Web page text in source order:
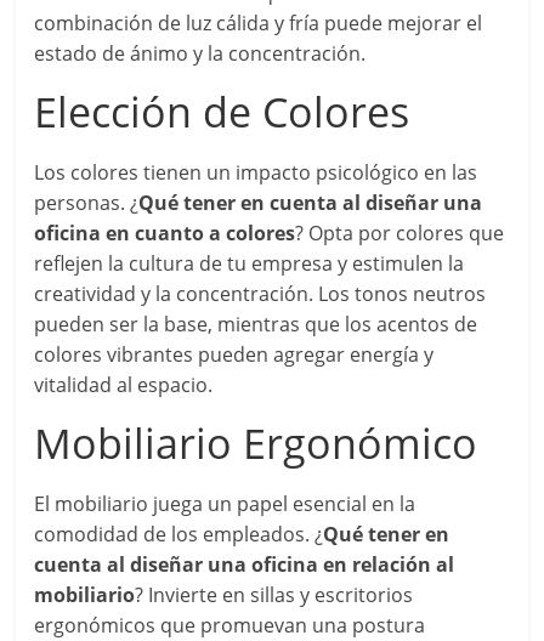
combinación de luz cálida y fría puede mejorar el
estado de ánimo y la concentración.
Elección de Colores
Los colores tienen un impacto psicológico en las
personas. ¿Qué tener en cuenta al diseñar una
oficina en cuanto a colores? Opta por colores que
reflejen la cultura de tu empresa y estimulen la
creatividad y la concentración. Los tonos neutros
pueden ser la base, mientras que los acentos de
colores vibrantes pueden agregar energía y
vitalidad al espacio.
Mobiliario Ergonómico
El mobiliario juega un papel esencial en la
comodidad de los empleados. ¿Qué tener en
cuenta al diseñar una oficina en relación al
mobiliario? Invierte en sillas y escritorios
ergonómicos que promuevan una postura